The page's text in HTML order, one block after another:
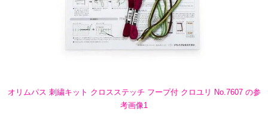
オリムパス 刺繍キット クロスステッチ フープ付 クロユリ No.7607 の参
考画像1